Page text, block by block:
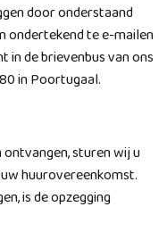
door onderstaand
ondertekend te e-mailen
in de brievenbus van ons
in Poortugaal.
sturen wij u
huurovereenkomst.
is de opzegging